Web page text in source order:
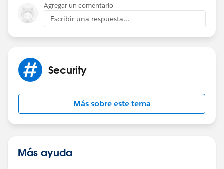
Agregar un comentario
Escribir una respuesta...
Security
Más sobre este tema
Más ayuda